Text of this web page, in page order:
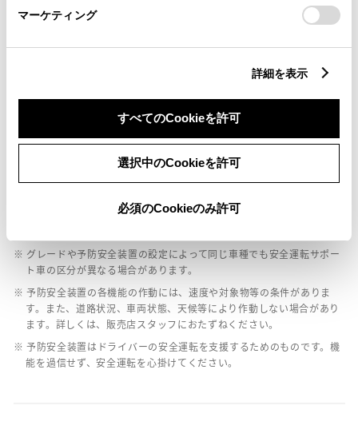
マーケティング
詳細を表示
すべてのCookieを許可
選択中のCookieを許可
必須のCookieのみ許可
パノラミックビューモニター（全周囲カメラ）
バックモニター
：ﾃﾞｭｱﾙ+ｻｲﾄﾞｴｱﾊﾞｯｸﾞ
※ グレードや予防安全装置の設定によって同じ車種でも安全運転サポー
ト車の区分が異なる場合があります。
※ 予防安全装置の各機能の作動には、速度や対象物等の条件がありま
す。また、道路状況、車両状態、天候等により作動しない場合があり
ます。詳しくは、販売店スタッフにおたずねください。
※ 予防安全装置はドライバーの安全運転を支援するためのものです。機
能を過信せず、安全運転を心掛けてください。